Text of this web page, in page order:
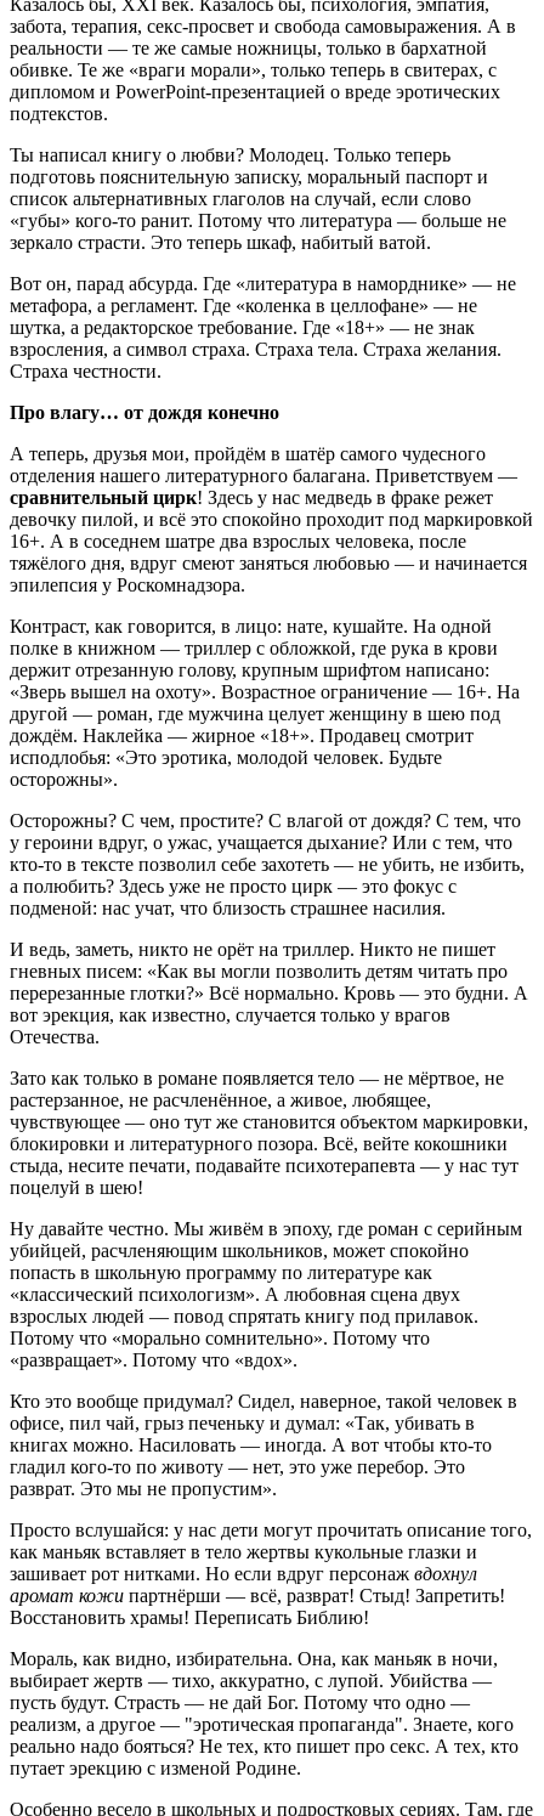
Казалось бы, XXI век. Казалось бы, психология, эмпатия,
забота, терапия, секс-просвет и свобода самовыражения. А в
реальности — те же самые ножницы, только в бархатной
обивке. Те же «враги морали», только теперь в свитерах, с
дипломом и PowerPoint-презентацией о вреде эротических
подтекстов.
Ты написал книгу о любви? Молодец. Только теперь
подготовь пояснительную записку, моральный паспорт и
список альтернативных глаголов на случай, если слово
«губы» кого-то ранит. Потому что литература — больше не
зеркало страсти. Это теперь шкаф, набитый ватой.
Вот он, парад абсурда. Где «литература в наморднике» — не
метафора, а регламент. Где «коленка в целлофане» — не
шутка, а редакторское требование. Где «18+» — не знак
взросления, а символ страха. Страха тела. Страха желания.
Страха честности.
Про влагу… от дождя конечно
А теперь, друзья мои, пройдём в шатёр самого чудесного
отделения нашего литературного балагана. Приветствуем —
сравнительный цирк! Здесь у нас медведь в фраке режет
девочку пилой, и всё это спокойно проходит под маркировкой
16+. А в соседнем шатре два взрослых человека, после
тяжёлого дня, вдруг смеют заняться любовью — и начинается
эпилепсия у Роскомнадзора.
Контраст, как говорится, в лицо: нате, кушайте. На одной
полке в книжном — триллер с обложкой, где рука в крови
держит отрезанную голову, крупным шрифтом написано:
«Зверь вышел на охоту». Возрастное ограничение — 16+. На
другой — роман, где мужчина целует женщину в шею под
дождём. Наклейка — жирное «18+». Продавец смотрит
исподлобья: «Это эротика, молодой человек. Будьте
осторожны».
Осторожны? С чем, простите? С влагой от дождя? С тем, что
у героини вдруг, о ужас, учащается дыхание? Или с тем, что
кто-то в тексте позволил себе захотеть — не убить, не избить,
а полюбить? Здесь уже не просто цирк — это фокус с
подменой: нас учат, что близость страшнее насилия.
И ведь, заметь, никто не орёт на триллер. Никто не пишет
гневных писем: «Как вы могли позволить детям читать про
перерезанные глотки?» Всё нормально. Кровь — это будни. А
вот эрекция, как известно, случается только у врагов
Отечества.
Зато как только в романе появляется тело — не мёртвое, не
растерзанное, не расчленённое, а живое, любящее,
чувствующее — оно тут же становится объектом маркировки,
блокировки и литературного позора. Всё, вейте кокошники
стыда, несите печати, подавайте психотерапевта — у нас тут
поцелуй в шею!
Ну давайте честно. Мы живём в эпоху, где роман с серийным
убийцей, расчленяющим школьников, может спокойно
попасть в школьную программу по литературе как
«классический психологизм». А любовная сцена двух
взрослых людей — повод спрятать книгу под прилавок.
Потому что «морально сомнительно». Потому что
«развращает». Потому что «вдох».
Кто это вообще придумал? Сидел, наверное, такой человек в
офисе, пил чай, грыз печеньку и думал: «Так, убивать в
книгах можно. Насиловать — иногда. А вот чтобы кто-то
гладил кого-то по животу — нет, это уже перебор. Это
разврат. Это мы не пропустим».
Просто вслушайся: у нас дети могут прочитать описание того,
как маньяк вставляет в тело жертвы кукольные глазки и
зашивает рот нитками. Но если вдруг персонаж вдохнул
аромат кожи партнёрши — всё, разврат! Стыд! Запретить!
Восстановить храмы! Переписать Библию!
Мораль, как видно, избирательна. Она, как маньяк в ночи,
выбирает жертв — тихо, аккуратно, с лупой. Убийства —
пусть будут. Страсть — не дай Бог. Потому что одно —
реализм, а другое — "эротическая пропаганда". Знаете, кого
реально надо бояться? Не тех, кто пишет про секс. А тех, кто
путает эрекцию с изменой Родине.
Особенно весело в школьных и подростковых сериях. Там, где